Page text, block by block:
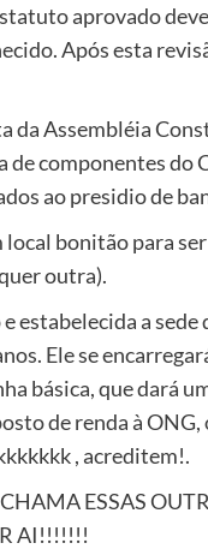
aprovado
Após esta
da Assembléia
de componentes
ao presidio de
bonitão para
outra).
estabelecida a
Ele se
básica, que dará
de renda à
, acreditem!.
ESSAS
AI!!!!!!!